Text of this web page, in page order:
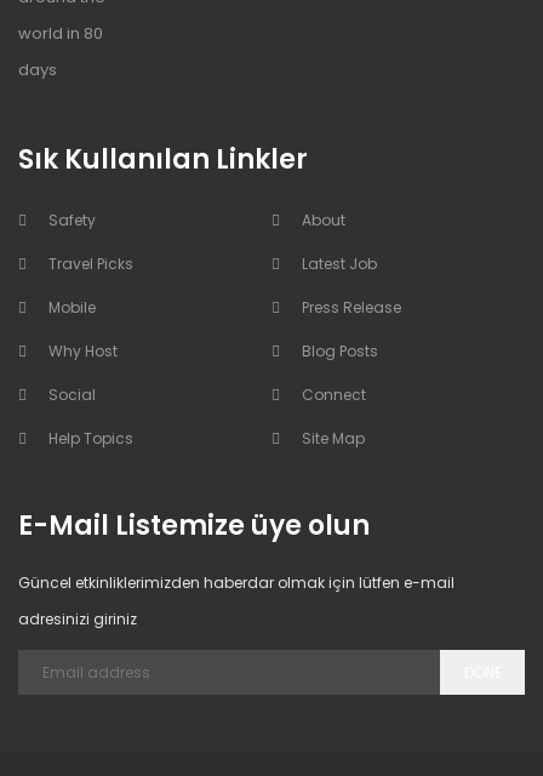
Sık Kullanılan Linkler
Safety About
Travel Picks Latest Job
Mobile Press Release
Why Host Blog Posts
Social Connect
Help Topics Site Map
E-Mail Listemize üye olun
Güncel etkinliklerimizden haberdar olmak için lütfen e-mail
adresinizi giriniz